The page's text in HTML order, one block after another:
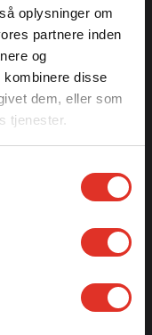
oplysninger om
partnere inden
og
kombinere disse
dem, eller som
tjenester.